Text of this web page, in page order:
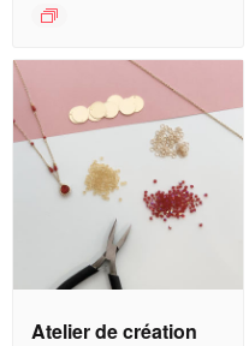
Atelier de création